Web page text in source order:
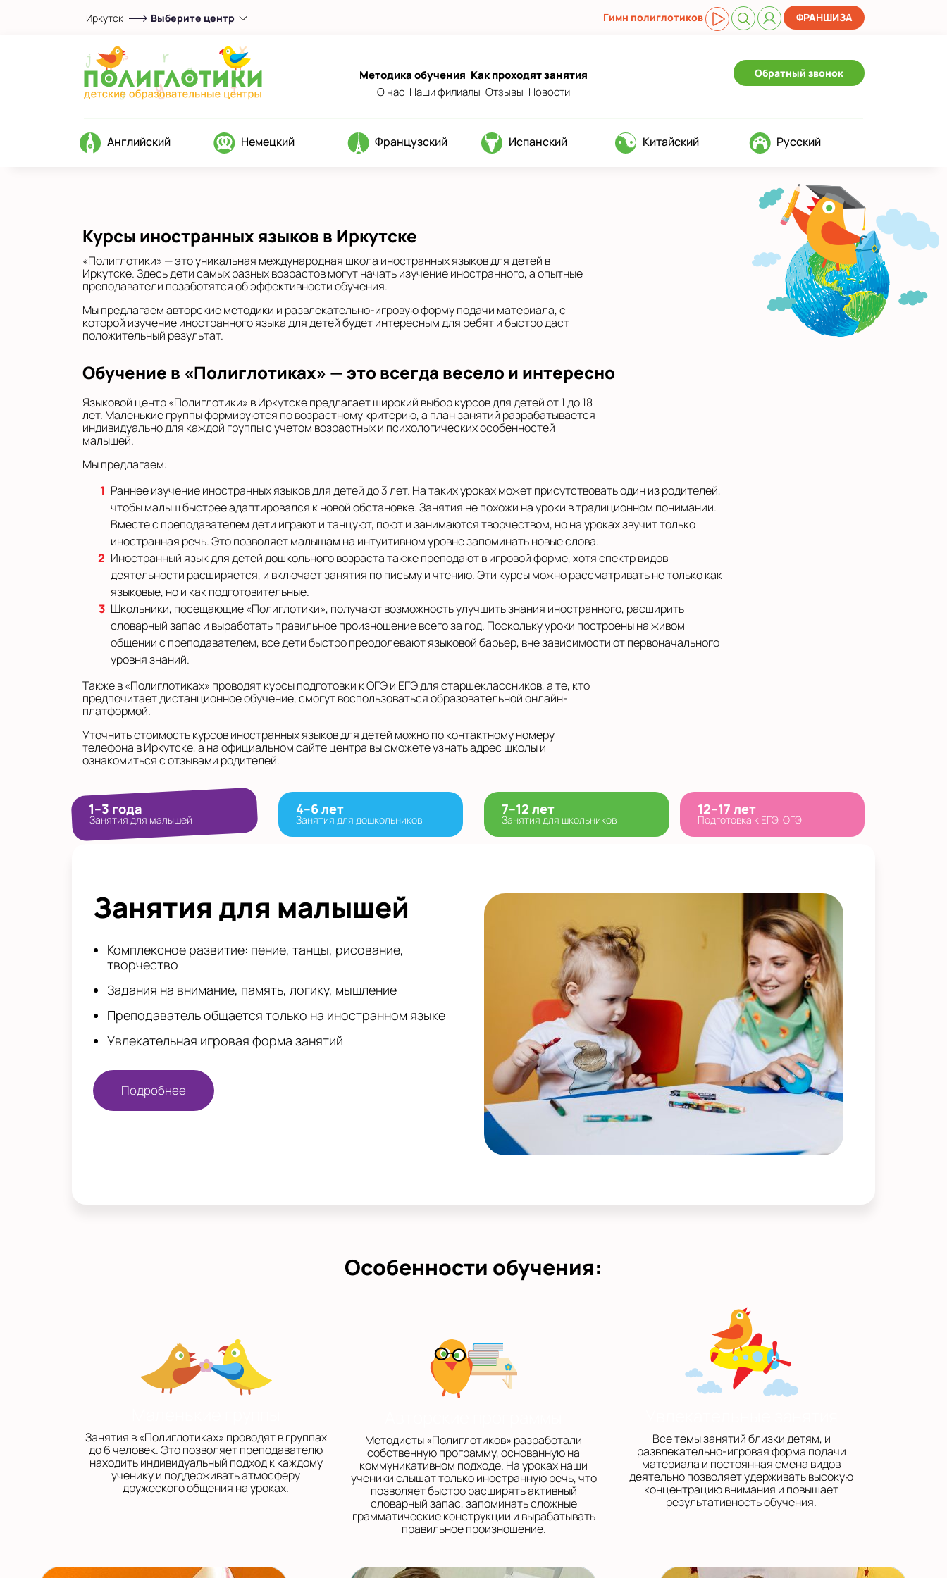
Иркутск Выберите центр
Выберите центр
Показать на карте
Выбрать другой город
Гимн полиглотиков ФРАНШИЗА
Методика обучения Как проходят занятия
О нас Наши филиалы Отзывы Новости
Обратный звонок
Английский Немецкий Французский Испанский Китайский Русский
Курсы иностранных языков в Иркутске
«Полиглотики» — это уникальная международная школа иностранных языков для детей в
Иркутске. Здесь дети самых разных возрастов могут начать изучение иностранного, а опытные
преподаватели позаботятся об эффективности обучения.
Мы предлагаем авторские методики и развлекательно-игровую форму подачи материала, с
которой изучение иностранного языка для детей будет интересным для ребят и быстро даст
положительный результат.
Обучение в «Полиглотиках» — это всегда весело и интересно
Языковой центр «Полиглотики» в Иркутске предлагает широкий выбор курсов для детей от 1 до 18
лет. Маленькие группы формируются по возрастному критерию, а план занятий разрабатывается
индивидуально для каждой группы с учетом возрастных и психологических особенностей
малышей.
Мы предлагаем:
Раннее изучение иностранных языков для детей до 3 лет. На таких уроках может присутствовать один из родителей,
чтобы малыш быстрее адаптировался к новой обстановке. Занятия не похожи на уроки в традиционном понимании.
Вместе с преподавателем дети играют и танцуют, поют и занимаются творчеством, но на уроках звучит только
иностранная речь. Это позволяет малышам на интуитивном уровне запоминать новые слова.
Иностранный язык для детей дошкольного возраста также преподают в игровой форме, хотя спектр видов
деятельности расширяется, и включает занятия по письму и чтению. Эти курсы можно рассматривать не только как
языковые, но и как подготовительные.
Школьники, посещающие «Полиглотики», получают возможность улучшить знания иностранного, расширить
словарный запас и выработать правильное произношение всего за год. Поскольку уроки построены на живом
общении с преподавателем, все дети быстро преодолевают языковой барьер, вне зависимости от первоначального
уровня знаний.
Также в «Полиглотиках» проводят курсы подготовки к ОГЭ и ЕГЭ для старшеклассников, а те, кто
предпочитает дистанционное обучение, смогут воспользоваться образовательной онлайн-
платформой.
Уточнить стоимость курсов иностранных языков для детей можно по контактному номеру
телефона в Иркутске, а на официальном сайте центра вы сможете узнать адрес школы и
ознакомиться с отзывами родителей.
1–3 года
Занятия для малышей
4–6 лет
Занятия для дошкольников
7–12 лет
Занятия для школьников
12–17 лет
Подготовка к ЕГЭ, ОГЭ
Занятия для малышей
Комплексное развитие: пение, танцы, рисование,
творчество
Задания на внимание, память, логику, мышление
Преподаватель общается только на иностранном языке
Увлекательная игровая форма занятий
Подробнее
Особенности обучения:
Занятия в «Полиглотиках» проводят в группах
до 6 человек. Это позволяет преподавателю
находить индивидуальный подход к каждому
ученику и поддерживать атмосферу
дружеского общения на уроках.
Методисты «Полиглотиков» разработали
собственную программу, основанную на
коммуникативном подходе. На уроках наши
ученики слышат только иностранную речь, что
позволяет быстро расширять активный
словарный запас, запоминать сложные
грамматические конструкции и вырабатывать
правильное произношение.
Все темы занятий близки детям, и
развлекательно-игровая форма подачи
материала и постоянная смена видов
деятельно позволяет удерживать высокую
концентрацию внимания и повышает
результативность обучения.